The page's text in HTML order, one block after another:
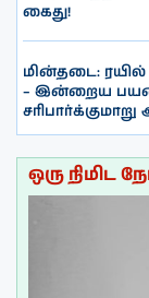
கைது!
மின்தடை: ரயில்
– இன்றைய
ஒரு நிமிட